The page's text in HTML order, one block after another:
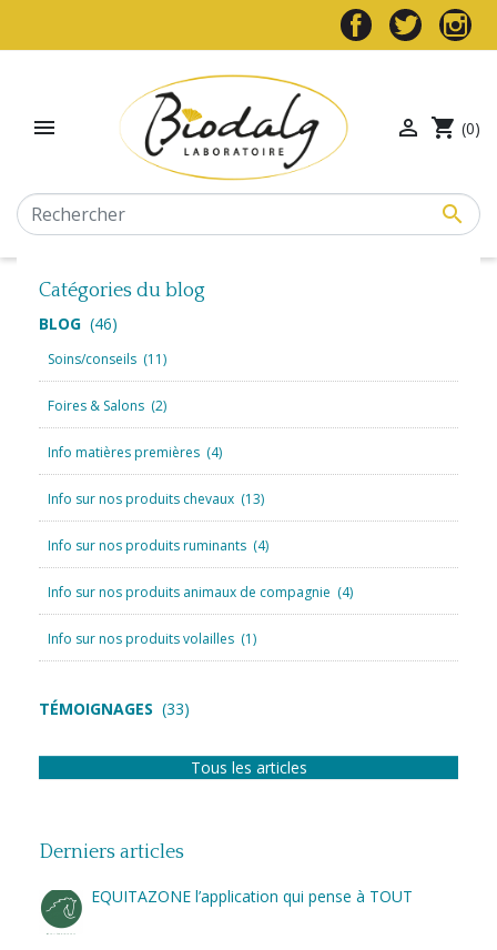


 shopping_cart (0)
Catégories du blog
BLOG (46)
Soins/conseils (11)
Foires & Salons (2)
Info matières premières (4)
Info sur nos produits chevaux (13)
Info sur nos produits ruminants (4)
Info sur nos produits animaux de compagnie (4)
Info sur nos produits volailles (1)
TÉMOIGNAGES (33)
Tous les articles
Derniers articles
EQUITAZONE l’application qui pense à TOUT